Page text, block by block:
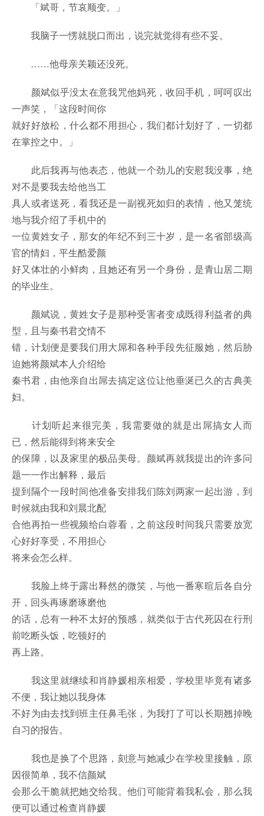
「斌哥，节哀顺变。」
我脑子一愣就脱口而出，说完就觉得有些不妥。
……他母亲关颖还没死。
颜斌似乎没太在意我咒他妈死，收回手机，呵呵叹出
一声笑，「这段时间你
就好好放松，什么都不用担心，我们都计划好了，一切都
在掌控之中。」
此后我再与他表态，他就一个劲儿的安慰我没事，绝
对不是要我去给他当工
具人或者送死，看我还是一副视死如归的表情，他又笼统
地与我介绍了手机中的
一位黄姓女子，那女的年纪不到三十岁，是一名省部级高
官的情妇，平生酷爱颜
好又体壮的小鲜肉，且她还有另一个身份，是青山居二期
的毕业生。
颜斌说，黄姓女子是那种受害者变成既得利益者的典
型，且与秦书君交情不
错，计划便是要我们用大屌和各种手段先征服她，然后胁
迫她将颜斌本人介绍给
秦书君，由他亲自出屌去搞定这位让他垂涎已久的古典美
妇。
计划听起来很完美，我需要做的就是出屌搞女人而
已，然后能得到将来安全
的保障，以及家里的极品美母。颜斌再就我提出的许多问
题一一作出解释，最后
提到隔个一段时间他准备安排我们陈刘两家一起出游，到
时候就由我和刘晨北配
合他再拍一些视频给白蓉看，之前这段时间我只需要放宽
心好好享受，不用担心
将来会怎么样。
我脸上终于露出释然的微笑，与他一番寒暄后各自分
开，回头再琢磨琢磨他
的话，总有一种不太好的预感，就类似于古代死囚在行刑
前吃断头饭，吃顿好的
再上路。
我这里就继续和肖静媛相亲相爱，学校里毕竟有诸多
不便，我让她以我身体
不好为由去找到班主任鼻毛张，为我打了可以长期翘掉晚
自习的报告。
我也是换了个思路，刻意与她减少在学校里接触，原
因很简单，我不信颜斌
会那么干脆就把她交给我。他们可能背着我私会，那么我
便可以通过检查肖静媛